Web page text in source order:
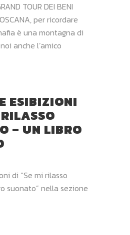
TOUR DEI BENI
per ricordare
è una montagna di
anche l’amico
ESIBIZIONI
– UN LIBRO
di “Se mi rilasso
suonato” nella sezione